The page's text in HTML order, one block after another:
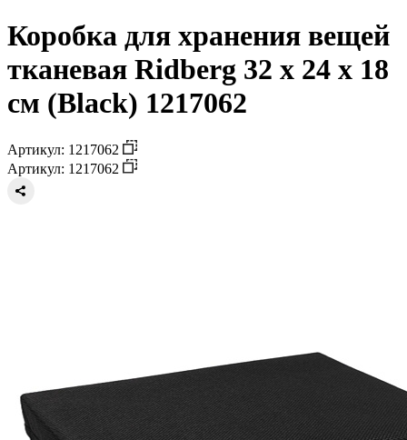
Коробка для хранения вещей
тканевая Ridberg 32 х 24 х 18
см (Black) 1217062
Артикул: 1217062
Артикул: 1217062